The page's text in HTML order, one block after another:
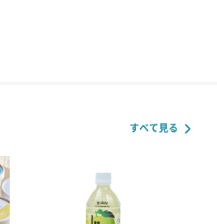
すべて見る